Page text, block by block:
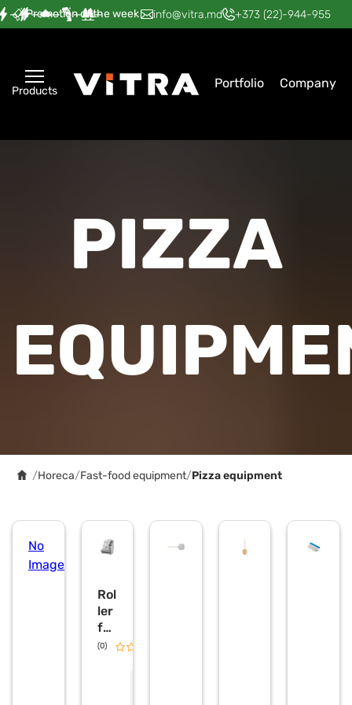
Promotion of the week
— — — — — info@vitra.md +373 (22)-944-955
Products Portfolio Company
PIZZA
/Horeca/Fast-food equipment/Pizza equipment
No
Image
Rol
ler
for
piz
(0)